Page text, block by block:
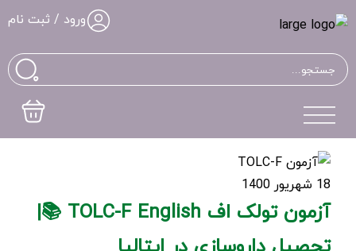
ورود / ثبت نام
18 شهریور 1400
آزمون تولک اف TOLC-F English 📚|